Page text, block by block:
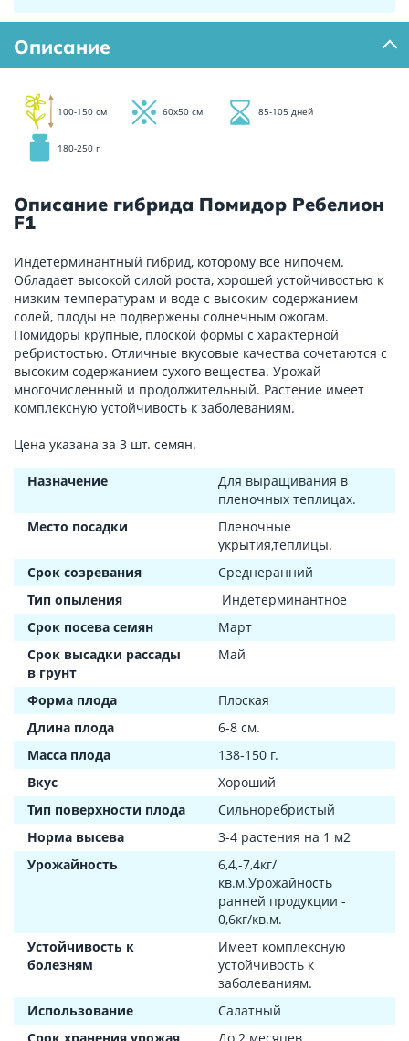
Описание
100-150 см 60х50 см 85-105 дней
180-250 г
Описание гибрида Помидор Ребелион
F1
Индетерминантный гибрид, которому все нипочем.
Обладает высокой силой роста, хорошей устойчивостью к
низким температурам и воде с высоким содержанием
солей, плоды не подвержены солнечным ожогам.
Помидоры крупные, плоской формы с характерной
ребристостью. Отличные вкусовые качества сочетаются с
высоким содержанием сухого вещества. Урожай
многочисленный и продолжительный. Растение имеет
комплексную устойчивость к заболеваниям.
Цена указана за 3 шт. семян.
Назначение
Для выращивания в
пленочных теплицах.
Место посадки
Пленочные
укрытия,теплицы.
Срок созревания
Среднеранний
Тип опыления
Индетерминантное
Срок посева семян
Март
Срок высадки рассады
в грунт
Май
Форма плода
Плоская
Длина плода
6-8 см.
Масса плода
138-150 г.
Вкус
Хороший
Тип поверхности плода
Сильноребристый
Норма высева
3-4 растения на 1 м2
Урожайность
6,4,-7,4кг/
кв.м.Урожайность
ранней продукции -
0,6кг/кв.м.
Устойчивость к
болезням
Имеет комплексную
устойчивость к
заболеваниям.
Использование
Салатный